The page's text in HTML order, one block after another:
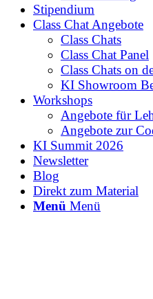
Stipendium
Class Chat Angebote
Class Chats
Class Chat Panel
Class Chats on
KI Showroom
Workshops
Angebote für
Angebote zur
KI Summit 2026
Newsletter
Blog
Direkt zum Material
Menü Menü